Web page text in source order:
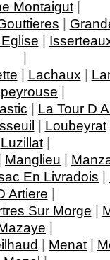
Montaigut|
|
|
|
| Lachaux |
|
| La Tour D
| Loubeyrat
Luzillat|
Manglieu |
En Livradois |
Artiere |
Sur Morge |
|
| Menat |